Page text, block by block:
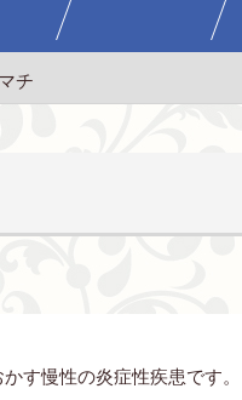
チ
す慢性の炎症性疾患です。